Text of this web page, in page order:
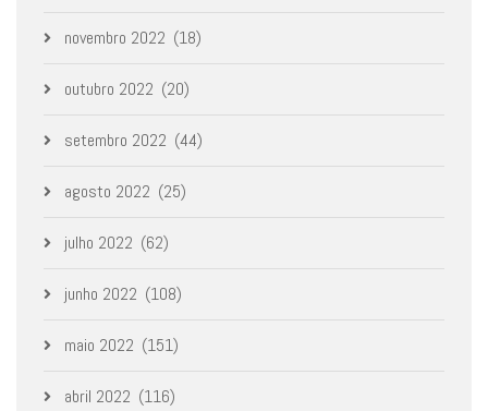
novembro 2022 (18)
outubro 2022 (20)
setembro 2022 (44)
agosto 2022 (25)
julho 2022 (62)
junho 2022 (108)
maio 2022 (151)
abril 2022 (116)